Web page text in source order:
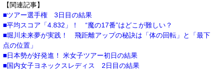
【関連記事】
ツアー選手権 3日目の結果
平均スコア「4.832」！ “魔の17番”はどこが難しい？
堀川未来夢が実践！ 飛距離アップの秘訣は「体の回転」と「最下
点の位置」
日本勢が好発進！ 米女子ツアー初日の結果
国内女子ヨネックスレディス 2日目の結果